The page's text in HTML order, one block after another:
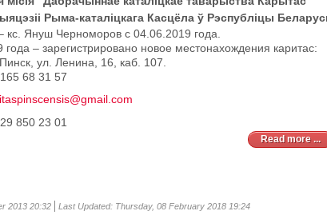
Рыма-каталiцкага Касцёла ў Рэспублiцы
кс. Януш Черноморов с 04.06.2019 года.
года – зарегистрировано новое местонахождения каритас:
ул. Ленина, 16, каб. 107.
68 31 57
850 23 01
Read more ...
2013 20:32 Last Updated: Thursday, 08 February 2018 19:24